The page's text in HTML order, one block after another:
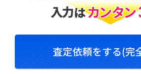
査定依頼をする(完